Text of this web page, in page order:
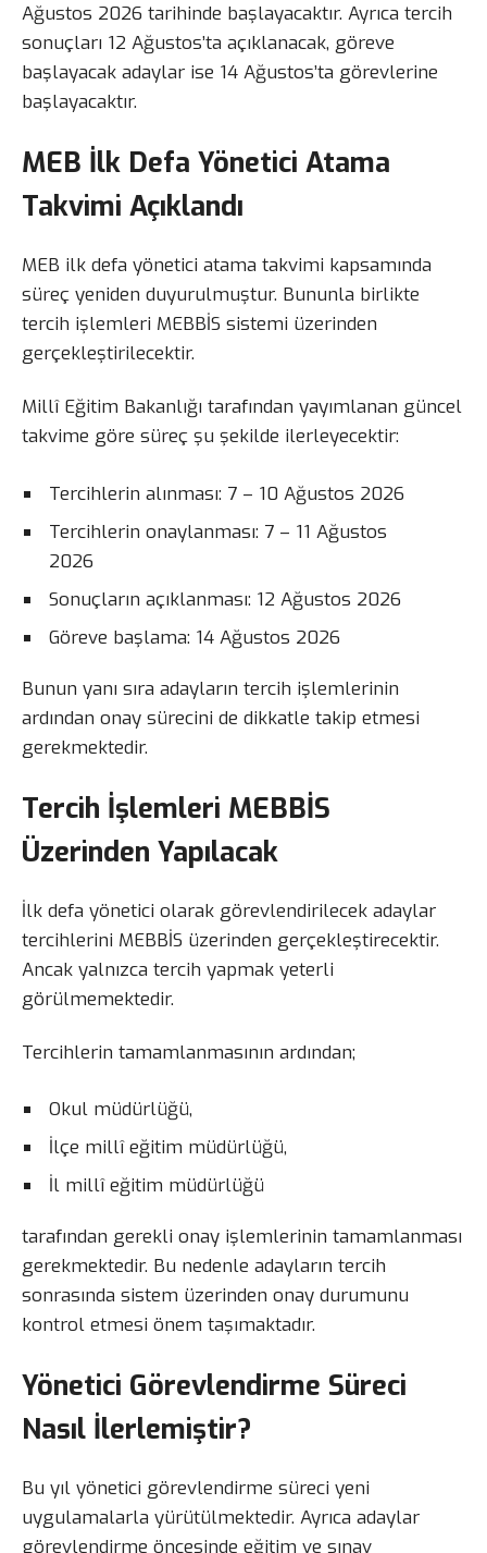
Ağustos 2026 tarihinde başlayacaktır. Ayrıca tercih
sonuçları 12 Ağustos’ta açıklanacak, göreve
başlayacak adaylar ise 14 Ağustos’ta görevlerine
başlayacaktır.
MEB İlk Defa Yönetici Atama
Takvimi Açıklandı
MEB ilk defa yönetici atama takvimi kapsamında
süreç yeniden duyurulmuştur. Bununla birlikte
tercih işlemleri MEBBİS sistemi üzerinden
gerçekleştirilecektir.
Millî Eğitim Bakanlığı tarafından yayımlanan güncel
takvime göre süreç şu şekilde ilerleyecektir:
Tercihlerin alınması: 7 – 10 Ağustos 2026
Tercihlerin onaylanması: 7 – 11 Ağustos
2026
Sonuçların açıklanması: 12 Ağustos 2026
Göreve başlama: 14 Ağustos 2026
Bunun yanı sıra adayların tercih işlemlerinin
ardından onay sürecini de dikkatle takip etmesi
gerekmektedir.
Tercih İşlemleri MEBBİS
Üzerinden Yapılacak
İlk defa yönetici olarak görevlendirilecek adaylar
tercihlerini MEBBİS üzerinden gerçekleştirecektir.
Ancak yalnızca tercih yapmak yeterli
görülmemektedir.
Tercihlerin tamamlanmasının ardından;
Okul müdürlüğü,
İlçe millî eğitim müdürlüğü,
İl millî eğitim müdürlüğü
tarafından gerekli onay işlemlerinin tamamlanması
gerekmektedir. Bu nedenle adayların tercih
sonrasında sistem üzerinden onay durumunu
kontrol etmesi önem taşımaktadır.
Yönetici Görevlendirme Süreci
Nasıl İlerlemiştir?
Bu yıl yönetici görevlendirme süreci yeni
uygulamalarla yürütülmektedir. Ayrıca adaylar
görevlendirme öncesinde eğitim ve sınav